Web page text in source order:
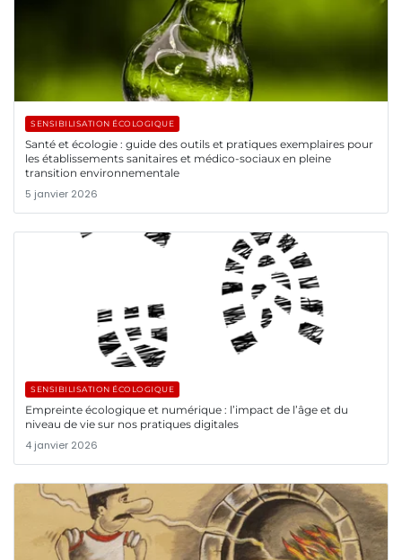
SENSIBILISATION ÉCOLOGIQUE
Santé et écologie : guide des outils et pratiques exemplaires pour
les établissements sanitaires et médico-sociaux en pleine
transition environnementale
5 janvier 2026
SENSIBILISATION ÉCOLOGIQUE
Empreinte écologique et numérique : l’impact de l’âge et du
niveau de vie sur nos pratiques digitales
4 janvier 2026